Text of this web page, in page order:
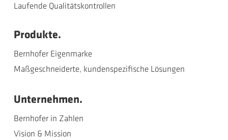
Laufende Qualitätskontrollen
Produkte.
Bernhofer Eigenmarke
Maßgeschneiderte, kundenspezifische Lösungen
Unternehmen.
Bernhofer in Zahlen
Vision & Mission